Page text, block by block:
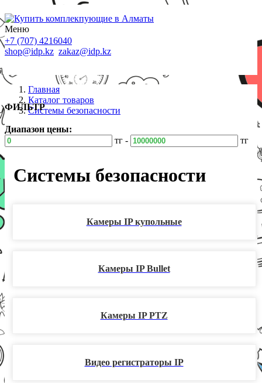
Меню
+7 (707) 4216040
shop@idp.kz zakaz@idp.kz
Главная
Каталог товаров
Системы безопасности
ФИЛЬТР
Диапазон цены:
тг -
тг
Системы безопасности
Камеры IP купольные
Камеры IP Bullet
Камеры IP PTZ
Видео регистраторы IP